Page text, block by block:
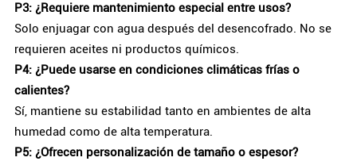
P3: ¿Requiere mantenimiento especial entre usos?
Solo enjuagar con agua después del desencofrado. No se
requieren aceites ni productos químicos.
P4: ¿Puede usarse en condiciones climáticas frías o
calientes?
Sí, mantiene su estabilidad tanto en ambientes de alta
humedad como de alta temperatura.
P5: ¿Ofrecen personalización de tamaño o espesor?